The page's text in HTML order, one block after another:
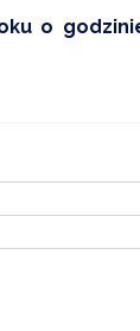
o